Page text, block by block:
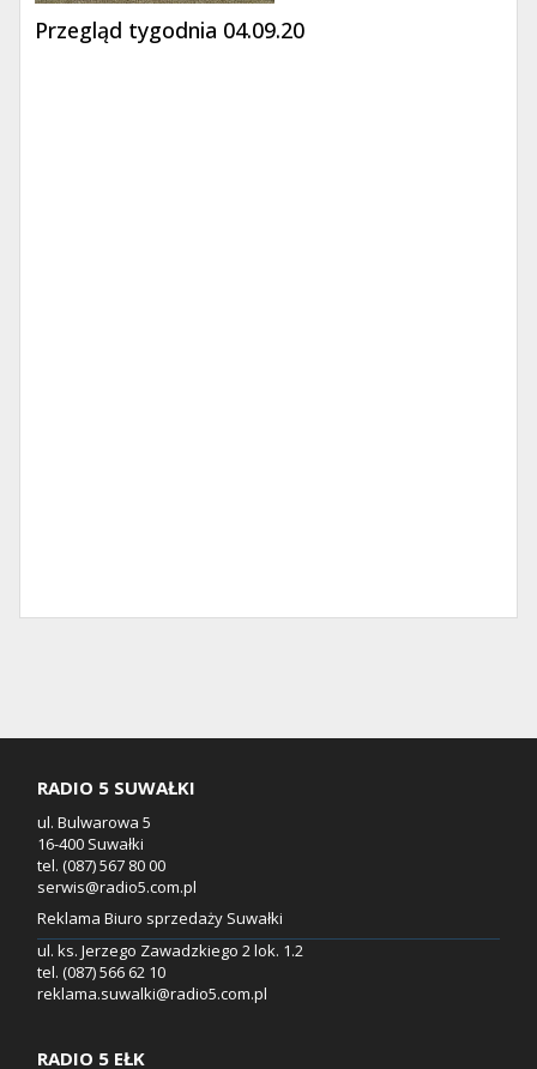
Przegląd tygodnia 04.09.20
RADIO 5 SUWAŁKI
ul. Bulwarowa 5
16-400 Suwałki
tel. (087) 567 80 00
serwis@radio5.com.pl
Reklama Biuro sprzedaży Suwałki
ul. ks. Jerzego Zawadzkiego 2 lok. 1.2
tel. (087) 566 62 10
reklama.suwalki@radio5.com.pl
RADIO 5 EŁK